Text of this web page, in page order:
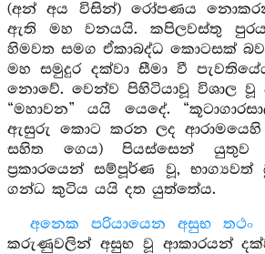
(අන් අය විසින්) රෝපණය
ඇති මහ වනයයි. කපිලවස්තු
හිමවත සමග ඒකාබද්ධ කොටසක්
මහ සමුදුර දක්වා සීමා වී
නොවේ. වෙන්ව පිහිටියාවූ විශාල
“මහාවන” යයි යෙදේ.
ඇසුරු කොට කරන ලද ආරාමයෙහි
සහිත ගෙය) පියස්සෙන් යුතුව
ප්‍රකාරයෙන් සම්පූර්ණ වූ,
ගන්ධ කුටිය යයි දත යුත්තේය.
අනෙක පරියායෙන අසුභ තථං
කරුණුවලින් අසුභ වූ ආකාරයන්